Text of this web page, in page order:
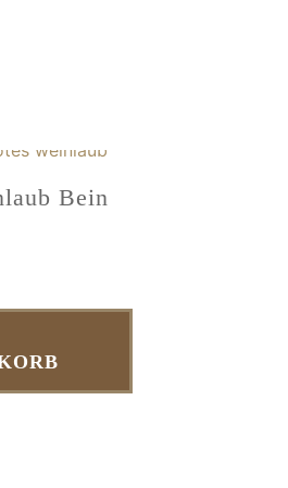
Bein